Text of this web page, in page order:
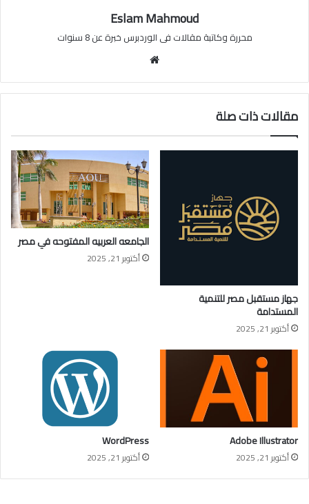
Eslam Mahmoud
محررة وكاتبة مقالات فى الوردبرس خبرة عن 8 سنوات
مقالات ذات صلة
جهاز مستقبل مصر للتنمية
المستدامة
أكتوبر 21, 2025
الجامعه العربيه المفتوحه في مصر
أكتوبر 21, 2025
Adobe Illustrator
أكتوبر 21, 2025
WordPress
أكتوبر 21, 2025